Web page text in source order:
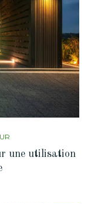
une utilisation